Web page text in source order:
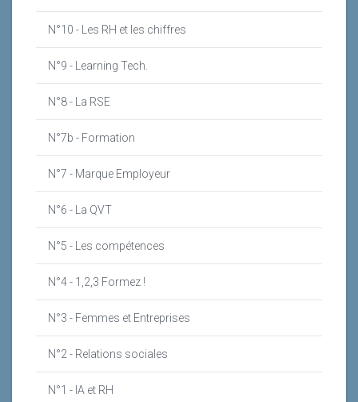
N°10 - Les RH et les chiffres
N°9 - Learning Tech.
N°8 - La RSE
N°7b - Formation
N°7 - Marque Employeur
N°6 - La QVT
N°5 - Les compétences
N°4 - 1,2,3 Formez !
N°3 - Femmes et Entreprises
N°2 - Relations sociales
N°1 - IA et RH